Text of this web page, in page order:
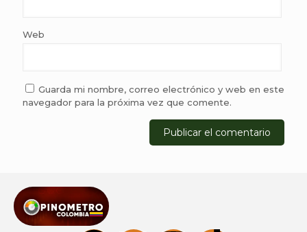
Web
Guarda mi nombre, correo electrónico y web en este
navegador para la próxima vez que comente.